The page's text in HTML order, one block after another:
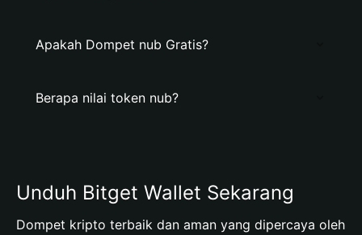
Apakah Dompet nub Gratis?
Berapa nilai token nub?
Unduh Bitget Wallet Sekarang
Dompet kripto terbaik dan aman yang dipercaya oleh